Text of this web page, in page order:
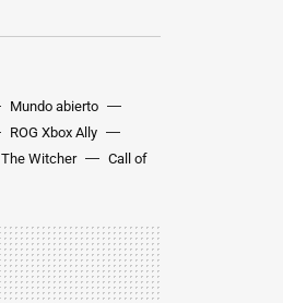
Mundo abierto
ROG Xbox Ally
The Witcher
Call of